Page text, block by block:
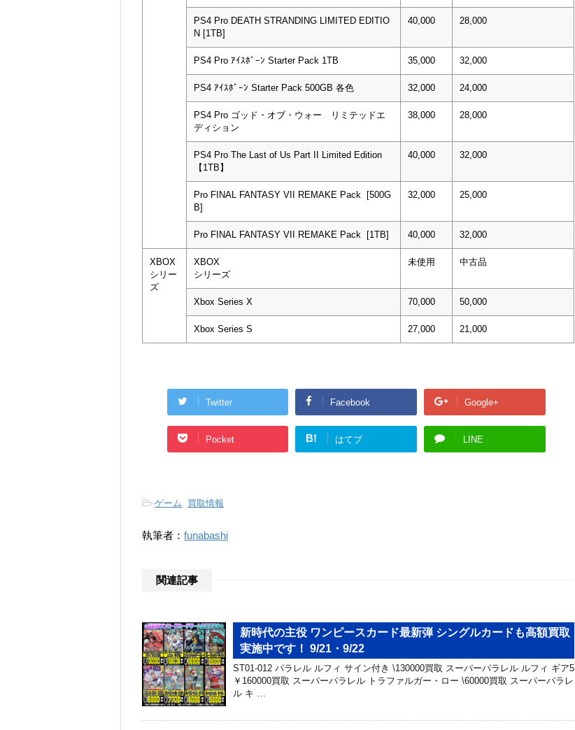
PS4 Pro DEATH STRANDING LIMITED EDITIO
N [1TB]
40,000 28,000
PS4 Pro ｱｲｽﾎﾞｰﾝ Starter Pack 1TB 35,000 32,000
PS4 ｱｲｽﾎﾞｰﾝ Starter Pack 500GB 各色 32,000 24,000
PS4 Pro ゴッド・オブ・ウォー リミテッドエ
ディション
38,000 28,000
PS4 Pro The Last of Us Part II Limited Edition
【1TB】
40,000 32,000
Pro FINAL FANTASY VII REMAKE Pack [500G
B]
32,000 25,000
Pro FINAL FANTASY VII REMAKE Pack [1TB] 40,000 32,000
XBOX
シリー
ズ
XBOX
シリーズ
未使用 中古品
Xbox Series X 70,000 50,000
Xbox Series S 27,000 21,000
Twitter Facebook Google+
Pocket B! はてブ LINE
-ゲーム, 買取情報
執筆者： funabashi
関連記事
新時代の主役 ワンピースカード最新弾 シングルカードも高額買取
実施中です！ 9/21・9/22
ST01-012 パラレル ルフィ サイン付き \130000買取 スーパーパラレル ルフィ ギア5
￥160000買取 スーパーパラレル トラファルガー・ロー \60000買取 スーパーパラレ
ル キ …